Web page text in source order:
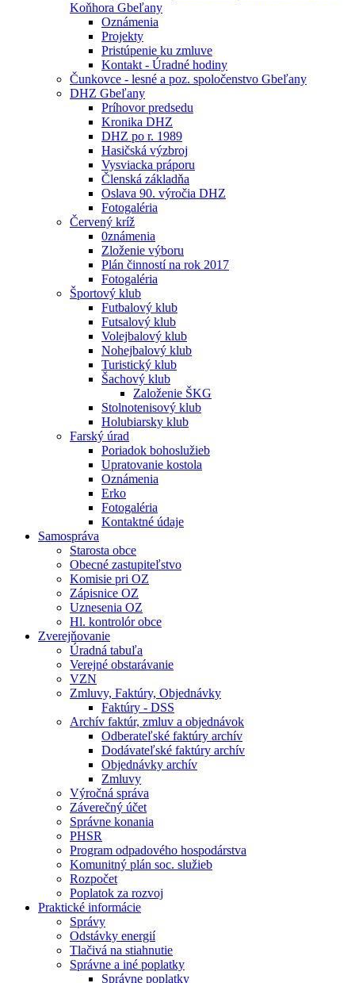
Koňhora Gbeľany
Oznámenia
Projekty
Pristúpenie ku zmluve
Kontakt - Úradné hodiny
Čunkovce - lesné a poz. spoločenstvo Gbeľany
DHZ Gbeľany
Príhovor predsedu
Kronika DHZ
DHZ po r. 1989
Hasičská výzbroj
Vysviacka práporu
Členská základňa
Oslava 90. výročia DHZ
Fotogaléria
Červený kríž
0známenia
Zloženie výboru
Plán činností na rok 2017
Fotogaléria
Športový klub
Futbalový klub
Futsalový klub
Volejbalový klub
Nohejbalový klub
Turistický klub
Šachový klub
Založenie ŠKG
Stolnotenisový klub
Holubiarsky klub
Farský úrad
Poriadok bohoslužieb
Upratovanie kostola
Oznámenia
Erko
Fotogaléria
Kontaktné údaje
Samospráva
Starosta obce
Obecné zastupiteľstvo
Komisie pri OZ
Zápisnice OZ
Uznesenia OZ
Hl. kontrolór obce
Zverejňovanie
Úradná tabuľa
Verejné obstarávanie
VZN
Zmluvy, Faktúry, Objednávky
Faktúry - DSS
Archív faktúr, zmluv a objednávok
Odberateľské faktúry archív
Dodávateľské faktúry archív
Objednávky archív
Zmluvy
Výročná správa
Záverečný účet
Správne konania
PHSR
Program odpadového hospodárstva
Komunitný plán soc. služieb
Rozpočet
Poplatok za rozvoj
Praktické informácie
Správy
Odstávky energií
Tlačivá na stiahnutie
Správne a iné poplatky
Správne poplatky